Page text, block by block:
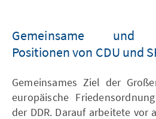
Gemeinsame und
Positionen von CDU und
Gemeinsames Ziel der
europäische
der DDR. Darauf arbeitete vor